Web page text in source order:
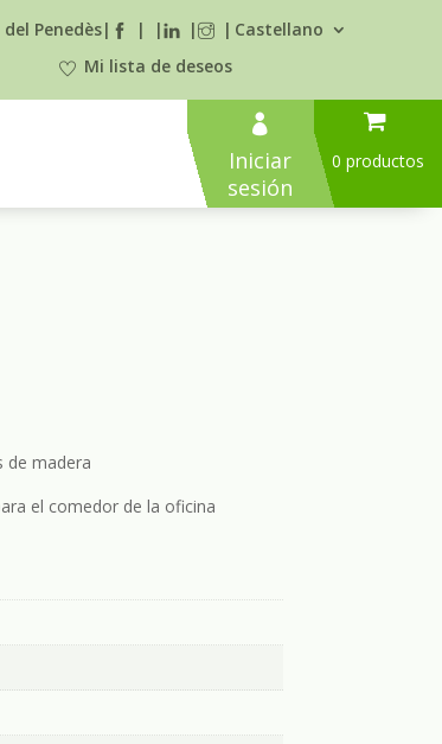
Penedès| | | |
|
Mi lista de deseos
Castellano

Iniciar
sesión
0 productos
de madera
el comedor de la oficina